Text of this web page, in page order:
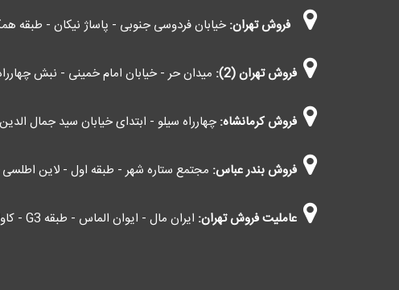
فروش تهران: خیابان فردوسی جنوبی - پاساژ نیکان - طبقه
فروش تهران (2): میدان حر - خیابان امام خمینی - نبش
فروش کرمانشاه:چهارراه سیلو - ابتدای خیابان سید جمال الدین
فروش بندر عباس: مجتمع ستاره شهر - طبقه اول - لاین اطلسی -
عاملیت فروش تهران: ایران مال - ایوان الماس - طبقه G3 - کاوانی (اعمال مالیات بر ارزش افزوده)